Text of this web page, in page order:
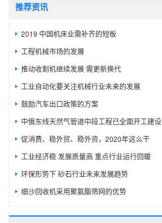
推荐资讯
2019 中国机床业需补齐的短板
工程机械市场的发展
推动收割机继续发展 需更新换代
工业自动化要关注机械行业未来的发展
鼓励汽车出口政策的方案
中俄东线天然气管道中段工程已全面开工建设
促消费、稳外贸、稳外资，2020年这么干
工业经济稳 发展质量高 重点行业运行回暖
环保形势下 砂石行业未来发展趋势
细沙回收机采用聚氨酯筛网的优势